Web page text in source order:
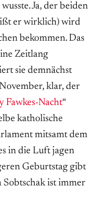
Ja, der beiden
er wirklich) wird
bekommen. Das
Zeitlang
sie demnächst
klar, der
Fawkes-Nacht“
katholische
mitsamt dem
in die Luft jagen
Geburtstag gibt
Sobtschak ist immer